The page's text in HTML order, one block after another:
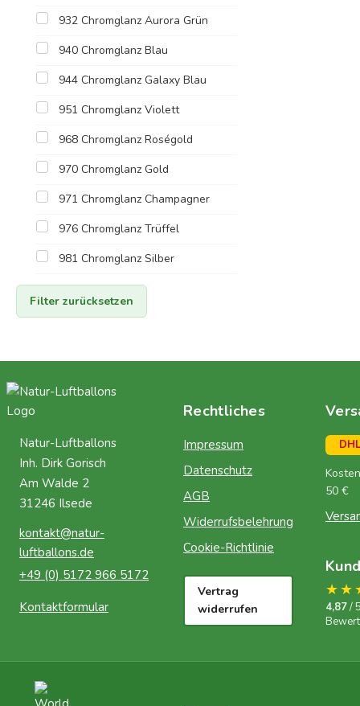
932 Chromglanz Aurora Grün
940 Chromglanz Blau
944 Chromglanz Galaxy Blau
951 Chromglanz Violett
968 Chromglanz Roségold
970 Chromglanz Gold
971 Chromglanz Champagner
976 Chromglanz Trüffel
981 Chromglanz Silber
Filter zurücksetzen
Natur-Luftballons
Inh. Dirk Gorisch
Am Walde 2
31246 Ilsede
kontakt@natur-
luftballons.de
+49 (0) 5172 966 5172
Kontaktformular
Rechtliches
Impressum
Datenschutz
AGB
Widerrufsbelehrung
Cookie-Richtlinie
Vertrag
widerrufen
DHL
50 €
4,87/